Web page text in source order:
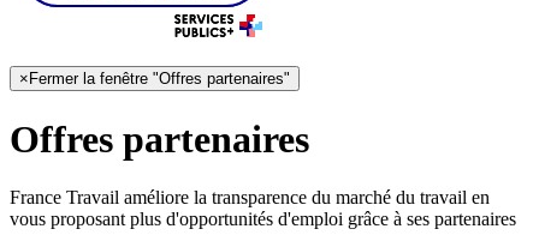
× Fermer la fenêtre "Offres partenaires"
Offres partenaires
France Travail améliore la transparence du marché du travail en
vous proposant plus d'opportunités d'emploi grâce à ses partenaires